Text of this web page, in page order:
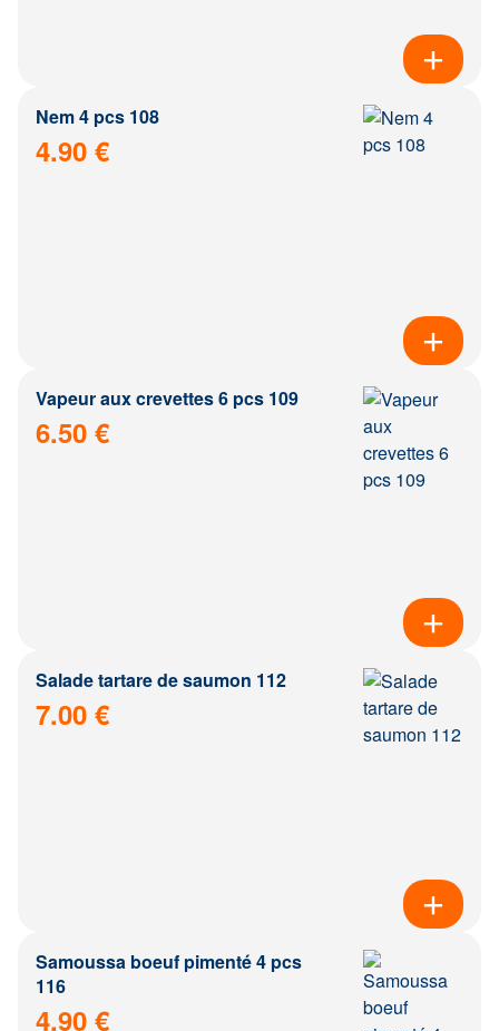
Nem 4 pcs 108
4.90 €
Vapeur aux crevettes 6 pcs 109
6.50 €
Salade tartare de saumon 112
7.00 €
Samoussa boeuf pimenté 4 pcs
116
4.90 €